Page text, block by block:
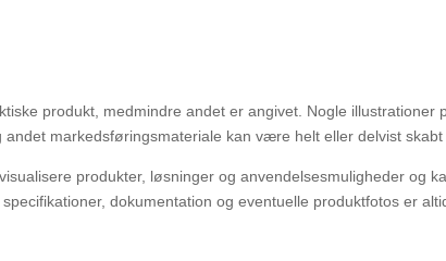
produkt, medmindre andet er angivet. Nogle illustrationer
markedsføringsmateriale kan være helt eller delvist
produkter, løsninger og anvendelsesmuligheder og
dokumentation og eventuelle produktfotos er